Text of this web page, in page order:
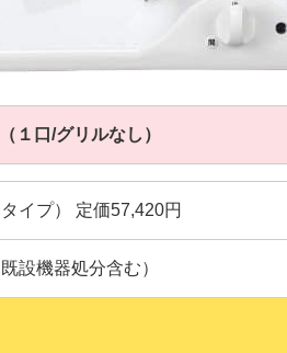
１口/グリルなし）
イプ） 定価57,420円
設機器処分含む）